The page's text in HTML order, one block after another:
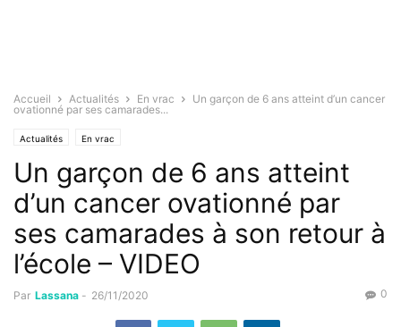
Accueil Actualités En vrac
Un garçon de 6 ans atteint d’un cancer
ovationné par ses camarades...
Actualités En vrac
Un garçon de 6 ans atteint
d’un cancer ovationné par
ses camarades à son retour à
l’école – VIDEO
Par Lassana - 26/11/2020 0